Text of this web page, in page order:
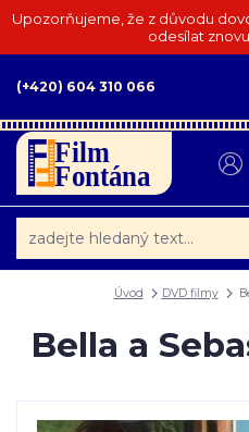
Upozorňujeme, že z důvodu
odesílat
(+420) 604 310 066
Úvod DVD filmy
Bella a